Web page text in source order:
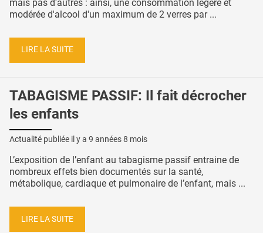
mais pas d'autres : ainsi, une consommation légère et
modérée d'alcool d'un maximum de 2 verres par ...
LIRE LA SUITE
TABAGISME PASSIF: Il fait décrocher
les enfants
Actualité publiée il y a 9 années 8 mois
L’exposition de l’enfant au tabagisme passif entraine de
nombreux effets bien documentés sur la santé,
métabolique, cardiaque et pulmonaire de l’enfant, mais ...
LIRE LA SUITE